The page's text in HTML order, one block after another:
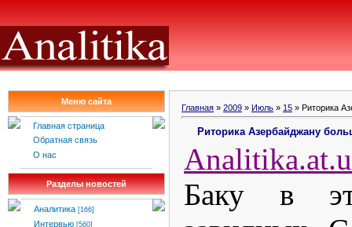
Меню сайта
Главная страница
Обратная связь
О нас
Разделы новостей
Аналитика [166]
Интервью [560]
Главная » 2009 » Июль » 15 » Риторика
Риторика Азербайджану
Analitika.at.
Баку в